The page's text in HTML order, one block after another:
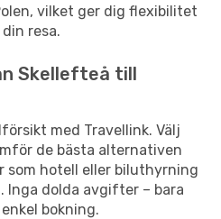
vilket ger dig flexibilitet
resa.
Skellefteå till
med Travellink. Välj
de bästa alternativen
hotell eller biluthyrning
Inga dolda avgifter – bara
bokning.